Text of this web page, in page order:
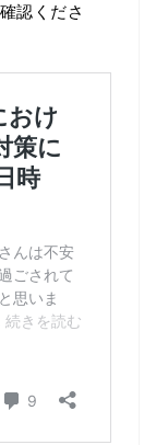
認くださ